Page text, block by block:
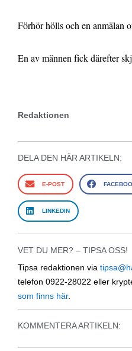
Förhör hölls och en anmälan
En av männen fick därefter
Redaktionen
DELA DEN HÄR ARTIKELN:
E-POST
LINKEDIN
VET DU MER? – TIPSA OSS!
Tipsa redaktionen via
telefon 0922-28022 eller
som finns här.
KOMMENTERA ARTIKELN: